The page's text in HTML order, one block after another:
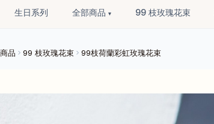
生日系列 全部商品 99 枝玫瑰花束
品 99 枝玫瑰花束 99枝荷蘭彩虹玫瑰花束